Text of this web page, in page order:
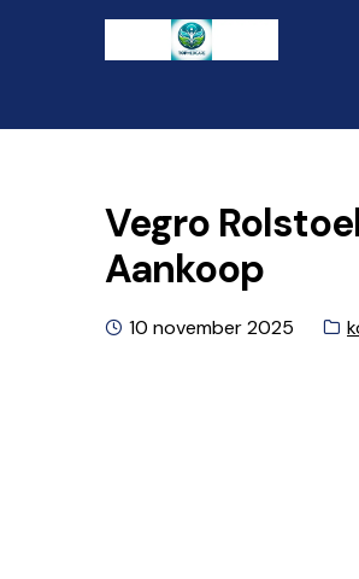
Vegro
Aankoop
Geplaatst
10 november 2025